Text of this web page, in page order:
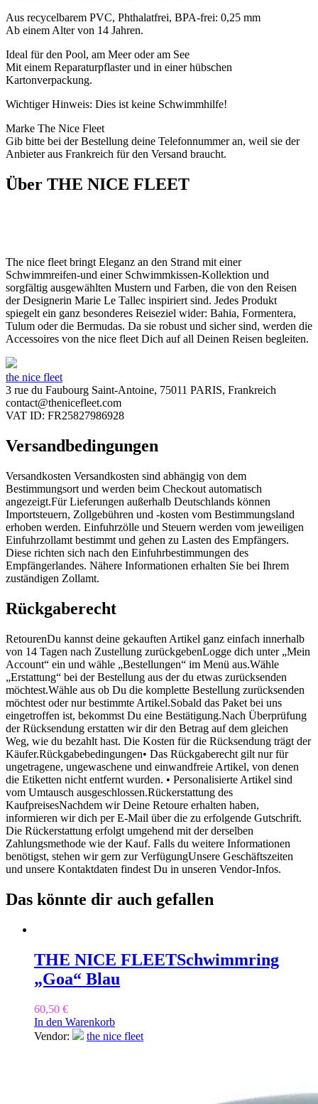
Aus recycelbarem PVC, Phthalatfrei, BPA-frei: 0,25 mm
Ab einem Alter von 14 Jahren.
Ideal für den Pool, am Meer oder am See
Mit einem Reparaturpflaster und in einer hübschen
Kartonverpackung.
Wichtiger Hinweis: Dies ist keine Schwimmhilfe!
Marke The Nice Fleet
Gib bitte bei der Bestellung deine Telefonnummer an, weil sie der
Anbieter aus Frankreich für den Versand braucht.
Über THE NICE FLEET
The nice fleet bringt Eleganz an den Strand mit einer
Schwimmreifen-und einer Schwimmkissen-Kollektion und
sorgfältig ausgewählten Mustern und Farben, die von den Reisen
der Designerin Marie Le Tallec inspiriert sind. Jedes Produkt
spiegelt ein ganz besonderes Reiseziel wider: Bahia, Formentera,
Tulum oder die Bermudas. Da sie robust und sicher sind, werden die
Accessoires von the nice fleet Dich auf all Deinen Reisen begleiten.
the nice fleet
3 rue du Faubourg Saint-Antoine, 75011 PARIS, Frankreich
contact@thenicefleet.com
VAT ID: FR25827986928
Versandbedingungen
Versandkosten Versandkosten sind abhängig von dem
Bestimmungsort und werden beim Checkout automatisch
angezeigt.Für Lieferungen außerhalb Deutschlands können
Importsteuern, Zollgebühren und -kosten vom Bestimmungsland
erhoben werden. Einfuhrzölle und Steuern werden vom jeweiligen
Einfuhrzollamt bestimmt und gehen zu Lasten des Empfängers.
Diese richten sich nach den Einfuhrbestimmungen des
Empfängerlandes. Nähere Informationen erhalten Sie bei Ihrem
zuständigen Zollamt.
Rückgaberecht
RetourenDu kannst deine gekauften Artikel ganz einfach innerhalb
von 14 Tagen nach Zustellung zurückgebenLogge dich unter „Mein
Account“ ein und wähle „Bestellungen“ im Menü aus.Wähle
„Erstattung“ bei der Bestellung aus der du etwas zurücksenden
möchtest.Wähle aus ob Du die komplette Bestellung zurücksenden
möchtest oder nur bestimmte Artikel.Sobald das Paket bei uns
eingetroffen ist, bekommst Du eine Bestätigung.Nach Überprüfung
der Rücksendung erstatten wir dir den Betrag auf dem gleichen
Weg, wie du bezahlt hast. Die Kosten für die Rücksendung trägt der
Käufer.Rückgabebedingungen• Das Rückgaberecht gilt nur für
ungetragene, ungewaschene und einwandfreie Artikel, von denen
die Etiketten nicht entfernt wurden. • Personalisierte Artikel sind
vom Umtausch ausgeschlossen.Rückerstattung des
KaufpreisesNachdem wir Deine Retoure erhalten haben,
informieren wir dich per E-Mail über die zu erfolgende Gutschrift.
Die Rückerstattung erfolgt umgehend mit der derselben
Zahlungsmethode wie der Kauf. Falls du weitere Informationen
benötigst, stehen wir gern zur VerfügungUnsere Geschäftszeiten
und unsere Kontaktdaten findest Du in unseren Vendor-Infos.
Das könnte dir auch gefallen
THE NICE FLEETSchwimmring
„Goa“ Blau
60,50 €
In den Warenkorb
Vendor:
the nice fleet